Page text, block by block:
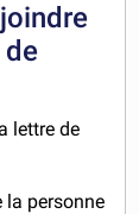
lettre de
la personne